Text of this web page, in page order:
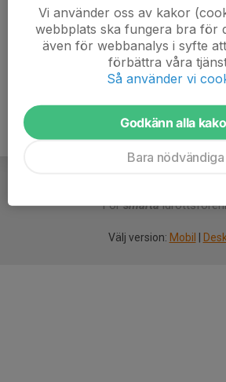
Titel
Huvudcoach
46 år
Försmarta
Välj version: Mobil
Vi använder oss av kakor
webbplats ska fungera bra för
även för webbanalys i syfte
förbättra våra
Så använder vi
Godkänn alla
Bara nödvändiga